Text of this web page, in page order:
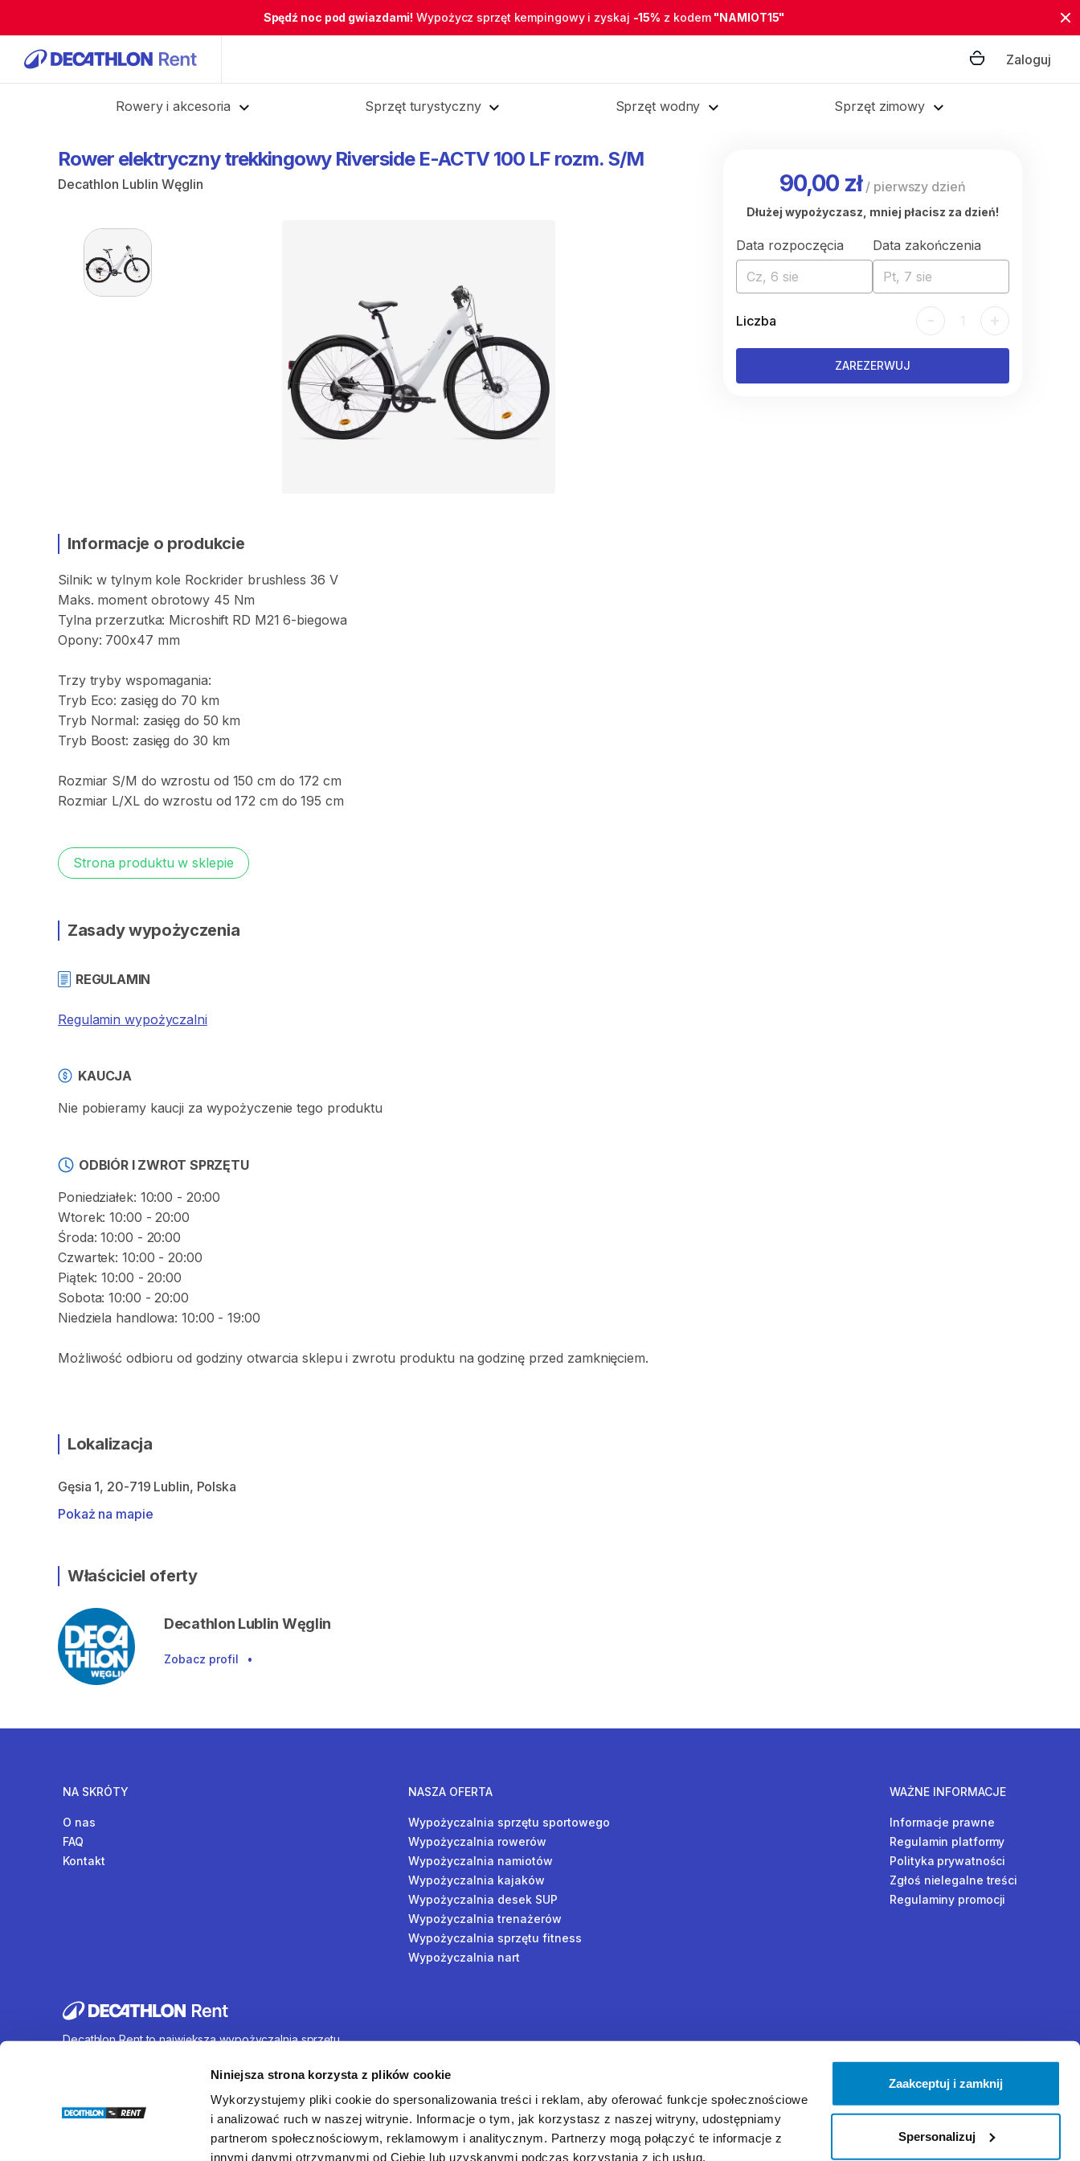
Niniejsza strona korzysta z plików cookie
Wykorzystujemy pliki cookie do spersonalizowania treści i reklam, aby oferować funkcje społecznościowe
i analizować ruch w naszej witrynie. Informacje o tym, jak korzystasz z naszej witryny, udostępniamy
partnerom społecznościowym, reklamowym i analitycznym. Partnerzy mogą połączyć te informacje z
innymi danymi otrzymanymi od Ciebie lub uzyskanymi podczas korzystania z ich usług.
Zaakceptuj i zamknij
Spersonalizuj
Spędź noc pod gwiazdami! Wypożycz sprzęt kempingowy i zyskaj -15% z kodem "NAMIOT15"
Zaloguj
Rowery i akcesoria Sprzęt turystyczny Sprzęt wodny Sprzęt zimowy
Rower elektryczny trekkingowy Riverside E-ACTV 100 LF rozm. S​/​M
Decathlon Lublin Węglin
Informacje o produkcie
Silnik: w tylnym kole Rockrider brushless 36 V
Maks. moment obrotowy 45 Nm
Tylna przerzutka: Microshift RD M21 6-biegowa
Opony: 700x47 mm
Trzy tryby wspomagania:
Tryb Eco: zasięg do 70 km
Tryb Normal: zasięg do 50 km
Tryb Boost: zasięg do 30 km
Rozmiar S​/​M do wzrostu od 150 cm do 172 cm
Rozmiar L​/​XL do wzrostu od 172 cm do 195 cm
Strona produktu w sklepie
Zasady wypożyczenia
REGULAMIN
Regulamin wypożyczalni
KAUCJA
Nie pobieramy kaucji za wypożyczenie tego produktu
ODBIÓR I ZWROT SPRZĘTU
Poniedziałek: 10:00 - 20:00
Wtorek: 10:00 - 20:00
Środa: 10:00 - 20:00
Czwartek: 10:00 - 20:00
Piątek: 10:00 - 20:00
Sobota: 10:00 - 20:00
Niedziela handlowa: 10:00 - 19:00
Możliwość odbioru od godziny otwarcia sklepu i zwrotu produktu na godzinę przed zamknięciem.
Lokalizacja
Gęsia 1, 20-719 Lublin, Polska
Pokaż na mapie
Właściciel oferty
Decathlon Lublin Węglin
Zobacz profil •
90,00 zł/ pierwszy dzień
Dłużej wypożyczasz, mniej płacisz za dzień!
Data rozpoczęcia
Cz, 6 sie
Data zakończenia
Pt, 7 sie
Liczba - 1 +
ZAREZERWUJ
NA SKRÓTY
O nas
FAQ
Kontakt
NASZA OFERTA
Wypożyczalnia sprzętu sportowego
Wypożyczalnia rowerów
Wypożyczalnia namiotów
Wypożyczalnia kajaków
Wypożyczalnia desek SUP
Wypożyczalnia trenażerów
Wypożyczalnia sprzętu fitness
Wypożyczalnia nart
WAŻNE INFORMACJE
Informacje prawne
Regulamin platformy
Polityka prywatności
Zgłoś nielegalne treści
Regulaminy promocji
Decathlon Rent to największa wypożyczalnia sprzętu
wynajem rowerów, sprzętu turystycznego, sprzętu do